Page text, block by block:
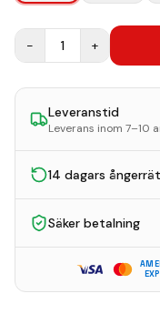
− 1 +
Leveranstid
Leverans inom 7–10
14 dagars
Säker betalning